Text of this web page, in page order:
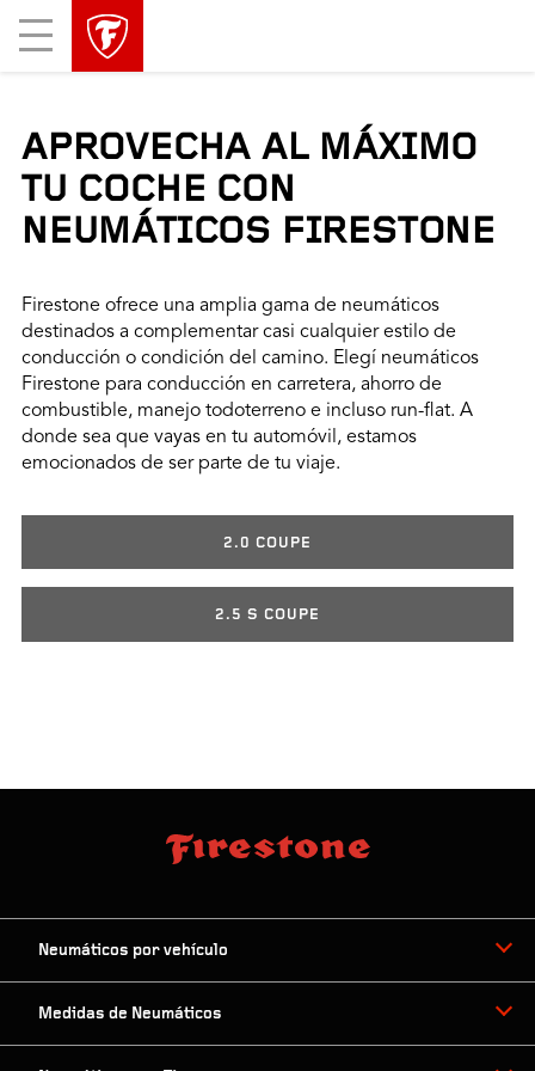
Mobile
Menu
APROVECHA AL MÁXIMO
TU COCHE CON
NEUMÁTICOS FIRESTONE
Firestone ofrece una amplia gama de neumáticos
destinados a complementar casi cualquier estilo de
conducción o condición del camino. Elegí neumáticos
Firestone para conducción en carretera, ahorro de
combustible, manejo todoterreno e incluso run-flat. A
donde sea que vayas en tu automóvil, estamos
emocionados de ser parte de tu viaje.
2.0 COUPE
2.5 S COUPE
Neumáticos por vehículo
Medidas de Neumáticos